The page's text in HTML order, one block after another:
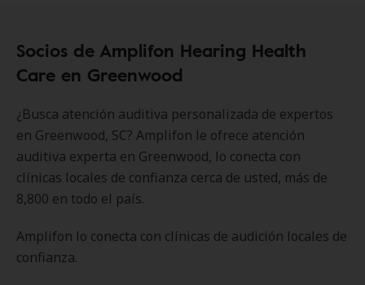
Socios de Amplifon Hearing Health
Care en Greenwood
¿Busca atención auditiva personalizada de expertos
en Greenwood, SC? Amplifon le ofrece atención
auditiva experta en Greenwood, lo conecta con
clínicas locales de confianza cerca de usted, más de
8,800 en todo el país.
Amplifon lo conecta con clínicas de audición locales de
confianza.